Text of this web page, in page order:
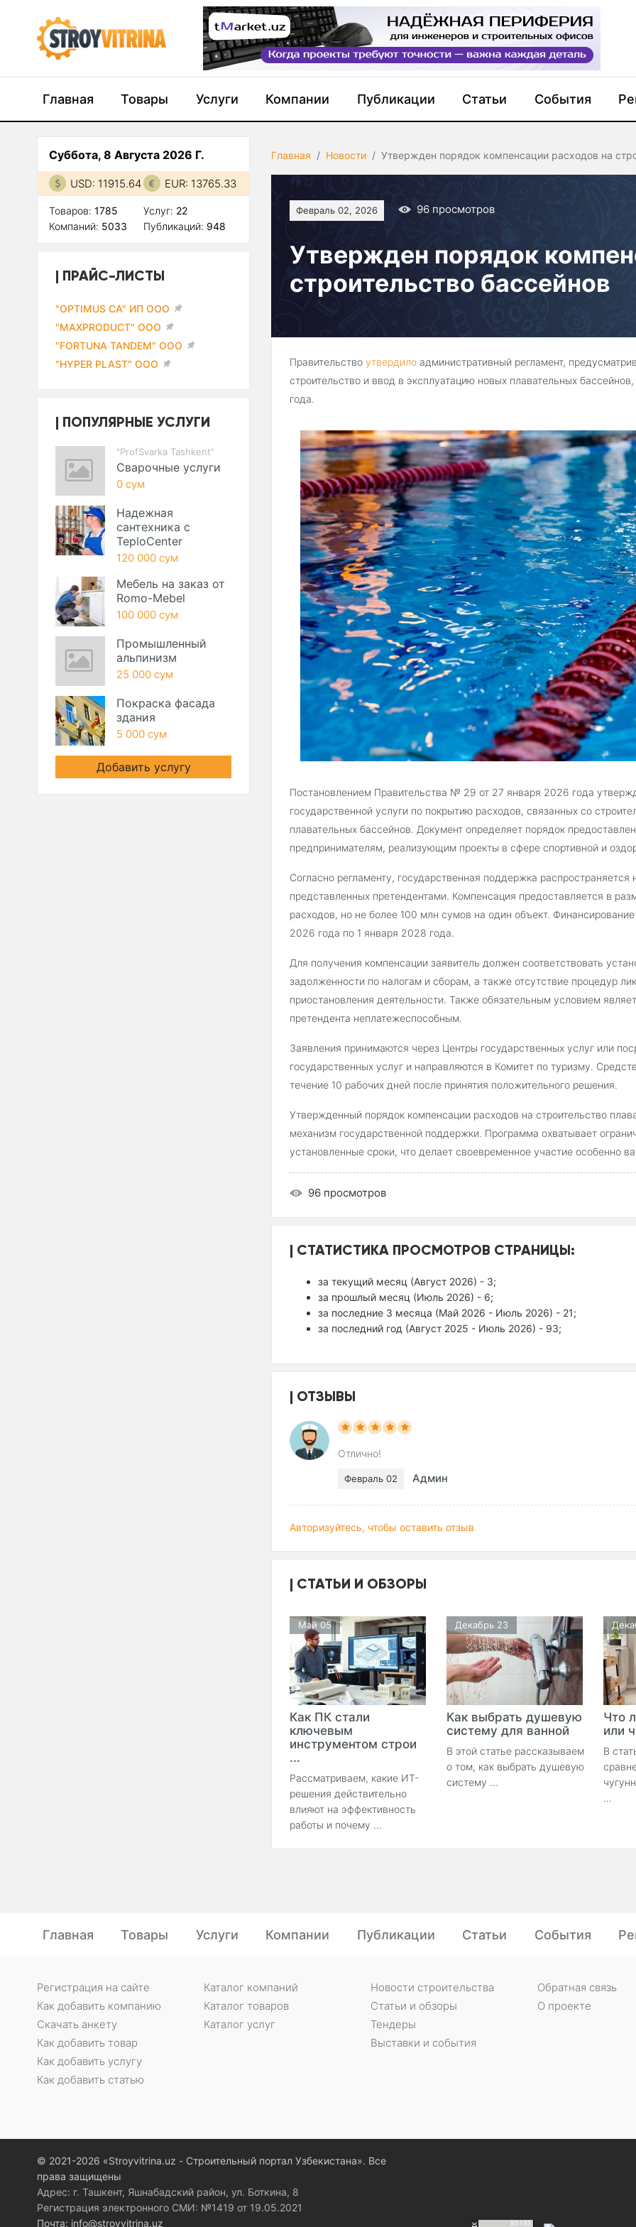
Главная Товары Услуги Компании Публикации Статьи События
Главная Новости Утвержден порядок компенсации расходов на
Февраль 02, 2026 96 просмотров
Утвержден порядок
строительство бассейнов
Правительствоутвердило административный регламент,
строительство и ввод в эксплуатацию новых плавательных
года.
Постановлением Правительства № 29 от 27 января 2026 года
государственной услуги по покрытию расходов, связанных со
плавательных бассейнов. Документ определяет порядок
предпринимателям, реализующим проекты в сфере спортивной и
Согласно регламенту, государственная поддержка
представленных претендентами. Компенсация предоставляется в
расходов, но не более 100 млн сумов на один объект.
2026 года по 1 января 2028 года.
Для получения компенсации заявитель должен соответствовать
задолженности по налогам и сборам, а также отсутствие процедур
приостановления деятельности. Также обязательным условием
претендента неплатежеспособным.
Заявления принимаются через Центры государственных услуг или
государственных услуг и направляются в Комитет по туризму.
течение 10 рабочих дней после принятия положительного решения.
Утвержденный порядок компенсации расходов на строительство
механизм государственной поддержки. Программа охватывает
установленные сроки, что делает своевременное участие особенно
96 просмотров
СТАТИСТИКА ПРОСМОТРОВ СТРАНИЦЫ:
за текущий месяц (Август 2026) - 3;
за прошлый месяц (Июль 2026) - 6;
за последние 3 месяца (Май 2026 - Июль 2026) - 21;
за последний год (Август 2025 - Июль 2026) - 93;
ОТЗЫВЫ
Отлично!
Февраль 02 Админ
Авторизуйтесь, чтобы оставить отзыв
СТАТЬИ И ОБЗОРЫ
Май 05
Как ПК стали
ключевым
инструментом строи
...
Рассматриваем, какие ИТ-
решения действительно
влияют на эффективность
работы и почему ...
Декабрь 23
Как выбрать душевую
систему для ванной
В этой статье рассказываем
о том, как выбрать душевую
систему ...
Что
или
В
...
Суббота, 8 Августа 2026 Г.
USD: 11915.64 EUR: 13765.33
Товаров: 1785
Компаний: 5033
Услуг: 22
Публикаций: 948
ПРАЙС-ЛИСТЫ
"OPTIMUS CA" ИП ООО
"MAXPRODUCT" ООО
"FORTUNA TANDEM" ООО
"HYPER PLAST" ООО
ПОПУЛЯРНЫЕ УСЛУГИ
"ProfSvarka Tashkent"
Сварочные услуги
0 сум
Надежная
сантехника с
TeploCenter
120 000 сум
Мебель на заказ от
Romo-Mebel
100 000 сум
Промышленный
альпинизм
25 000 сум
Покраска фасада
здания
5 000 сум
Добавить услугу
Главная Товары Услуги Компании Публикации Статьи События
Регистрация на сайте
Как добавить компанию
Скачать анкету
Как добавить товар
Как добавить услугу
Как добавить статью
Каталог компаний
Каталог товаров
Каталог услуг
Новости строительства
Статьи и обзоры
Тендеры
Выставки и события
Обратная связь
О проекте
© 2021-2026 «Stroyvitrina.uz - Строительный портал Узбекистана». Все
права защищены
Адрес: г. Ташкент, Яшнабадский район, ул. Боткина, 8
Регистрация электронного СМИ: №1419 от 19.05.2021
Почта: info@stroyvitrina.uz